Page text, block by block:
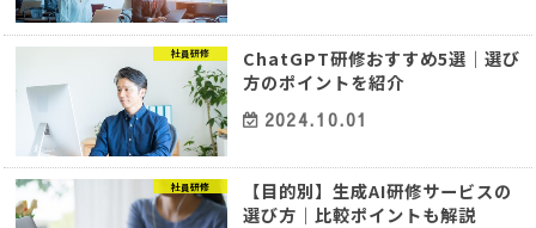
社員研修
ChatGPT研修おすすめ5選｜選び
方のポイントを紹介
2024.10.01
社員研修
【目的別】生成AI研修サービスの
選び方｜比較ポイントも解説